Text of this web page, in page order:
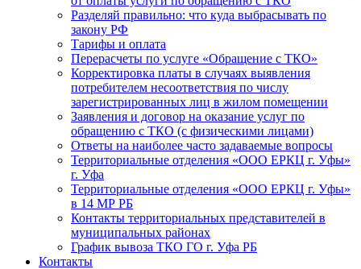
Разделяй правильно: что куда выбрасывать по
закону РФ
Тарифы и оплата
Перерасчеты по услуге «Обращение с ТКО»
Корректировка платы в случаях выявления
потребителем несоответствия по числу
зарегистрированных лиц в жилом помещении
Заявления и договор на оказание услуг по
обращению с ТКО (с физическими лицами)
Ответы на наиболее часто задаваемые вопросы
Территориальные отделения «ООО ЕРКЦ г. Уфы»
г. Уфа
Территориальные отделения «ООО ЕРКЦ г. Уфы»
в 14 МР РБ
Контакты территориальных представителей в
муниципальных районах
График вывоза ТКО ГО г. Уфа РБ
Контакты